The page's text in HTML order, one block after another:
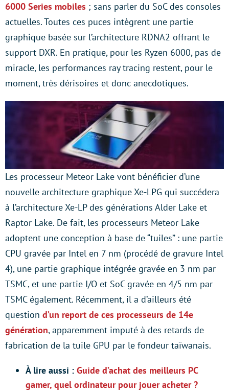
6000 Series mobiles ; sans parler du SoC des consoles
actuelles. Toutes ces puces intègrent une partie
graphique basée sur l’architecture RDNA2 offrant le
support DXR. En pratique, pour les Ryzen 6000, pas de
miracle, les performances ray tracing restent, pour le
moment, très dérisoires et donc anecdotiques.
Les processeur Meteor Lake vont bénéficier d’une
nouvelle architecture graphique Xe-LPG qui succédera
à l’architecture Xe-LP des générations Alder Lake et
Raptor Lake. De fait, les processeurs Meteor Lake
adoptent une conception à base de “tuiles” : une partie
CPU gravée par Intel en 7 nm (procédé de gravure Intel
4), une partie graphique intégrée gravée en 3 nm par
TSMC, et une partie I/O et SoC gravée en 4/5 nm par
TSMC également. Récemment, il a d’ailleurs été
question d’un report de ces processeurs de 14e
génération, apparemment imputé à des retards de
fabrication de la tuile GPU par le fondeur taïwanais.
À lire aussi : Guide d’achat des meilleurs PC
gamer, quel ordinateur pour jouer acheter ?